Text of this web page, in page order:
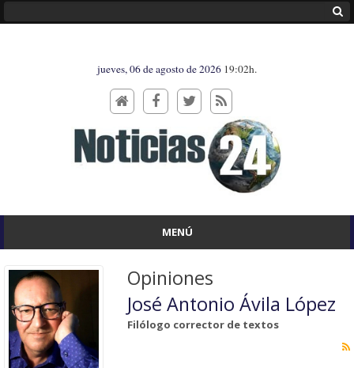
jueves, 06 de agosto de 2026 19:02h.
MENÚ
Opiniones
José Antonio Ávila López
Filólogo corrector de textos